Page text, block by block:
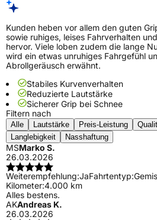
Kunden heben vor allem den guten
sowie ruhiges, leises Fahrverhalten
hervor. Viele loben zudem die lange
wird ein etwas unruhiges Fahrgefühl
Abrollgeräusch erwähnt.
Stabiles Kurvenverhalten
Reduzierte Lautstärke
Sicherer Grip bei Schnee
Filtern nach
Alle Lautstärke Preis-Leistung
Langlebigkeit
Nasshaftung
MSMarko S.
26.03.2026
Weiterempfehlung:JaFahrtentyp:
Kilometer:4.000 km
Alles bestens.
AKAndreas K.
26.03.2026